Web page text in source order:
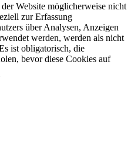
Website möglicherweise nicht
zur Erfassung
über Analysen, Anzeigen
werden, werden als nicht
ist obligatorisch, die
bevor diese Cookies auf